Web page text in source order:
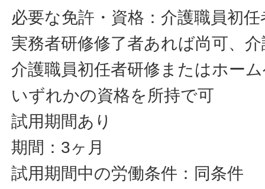
必要な免許・資格：介護職員初
実務者研修修了者あれば尚可、
介護職員初任者研修またはホー
いずれかの資格を所持で可
試用期間あり
期間：3ヶ月
試用期間中の労働条件：同条件